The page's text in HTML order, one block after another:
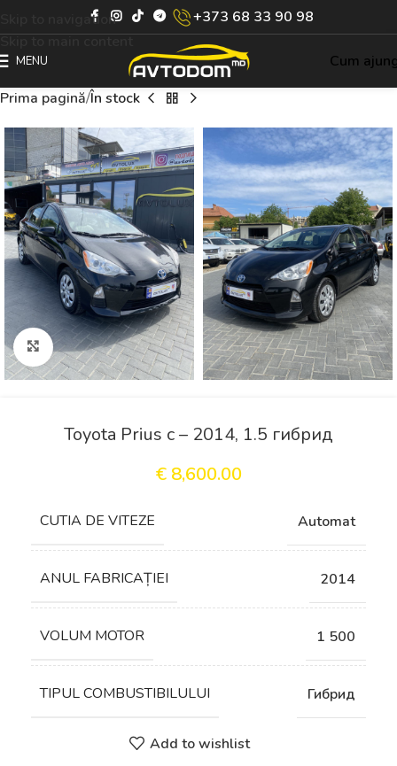
Skip to navigation
+373 68 33 90 98
MENU
Cum
Prima pagină În stock
Click to enlarge
Toyota Prius c – 2014, 1.5 гибрид
€ 8,600.00
СUTIA DE VITEZE Automat
ANUL FABRICAȚIEI 2014
VOLUM MOTOR 1 500
TIPUL COMBUSTIBILULUI Гибрид
Add to wishlist